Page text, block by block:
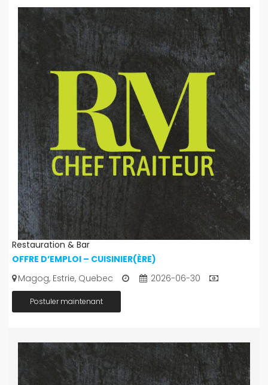
Restauration & Bar
OFFRE D’EMPLOI – CUISINIER(ÈRE)
Magog, Estrie, Quebec
2026-06-30
Postuler maintenant